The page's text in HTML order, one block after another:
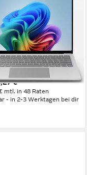
Surface Laptop 7
Snapdragon X
Bildschirmdiagonale
Snapdragon X Elite Prozessor
Adreno X1-85 Grafikkarte
€
mtl. in 48 Raten
- in 2-3 Werktagen bei dir